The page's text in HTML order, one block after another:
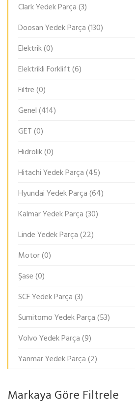
Clark Yedek Parça(3)
Doosan Yedek Parça(130)
Elektrik(0)
Elektrikli Forklift(6)
Filtre(0)
Genel(414)
GET(0)
Hidrolik(0)
Hitachi Yedek Parça(45)
Hyundai Yedek Parça(64)
Kalmar Yedek Parça(30)
Linde Yedek Parça(22)
Motor(0)
Şase(0)
SCF Yedek Parça(3)
Sumitomo Yedek Parça(53)
Volvo Yedek Parça(9)
Yanmar Yedek Parça(2)
Markaya Göre Filtrele